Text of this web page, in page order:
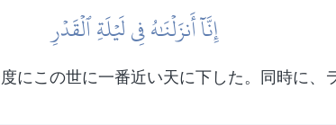
إِنَّآ أَنزَلۡنَٰهُ فِي لَيۡلَةِ ٱلۡقَدۡرِ
にこの世に一番近い天に下した。同時に、